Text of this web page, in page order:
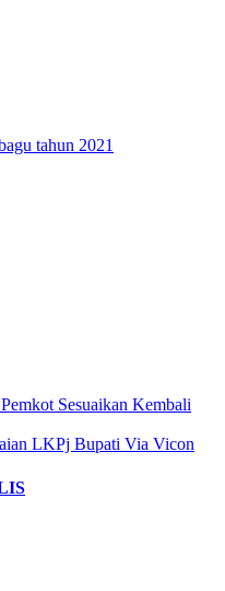
tahun 2021
Sesuaikan Kembali
LKPj Bupati Via Vicon